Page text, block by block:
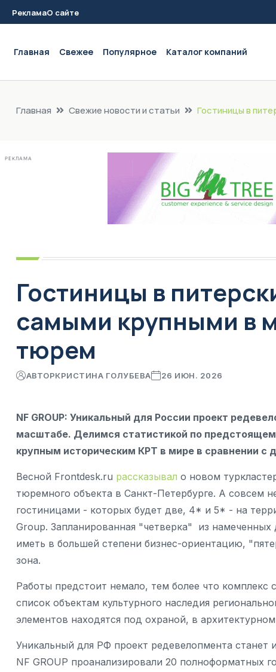
РекламаО сайте
Главная Свежее Популярное Каталог компаний
Главная Свежие новости и статьи Гостиницы в
РЕКЛАМА
Гостиницы в
самыми крупными в
тюрем
АВТОРКРИСТИНА ГОЛУБЕВА 26 ИЮН. 2026
NF GROUP: Уникальный для России проект
масштабе. Делимся статистикой по
крупным историческим КРТ в мире в сравнении
Весной Frontdesk.ru рассказывал о новом
тюремного объекта в Санкт-Петербурге. А совсем
гостиницами - которых будет две, 4* и 5* - на
Group. Запланированная "четверка" из
иметь в большей степени бизнес-ориентацию,
зона.
Работы предстоит немало, тем более что
список объектам культурного наследия
элементов находятся под охраной, в
Уникальный для РФ проект редевелопмента
NF GROUP проанализировали 20